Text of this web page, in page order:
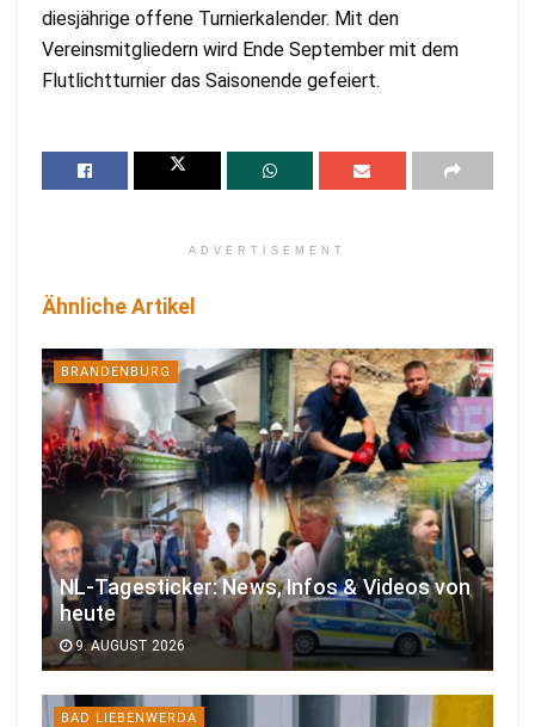
diesjährige offene Turnierkalender. Mit den
Vereinsmitgliedern wird Ende September mit dem
Flutlichtturnier das Saisonende gefeiert.
ADVERTISEMENT
Ähnliche Artikel
BRANDENBURG
NL-Tagesticker: News, Infos & Videos von
heute
9. AUGUST 2026
BAD LIEBENWERDA